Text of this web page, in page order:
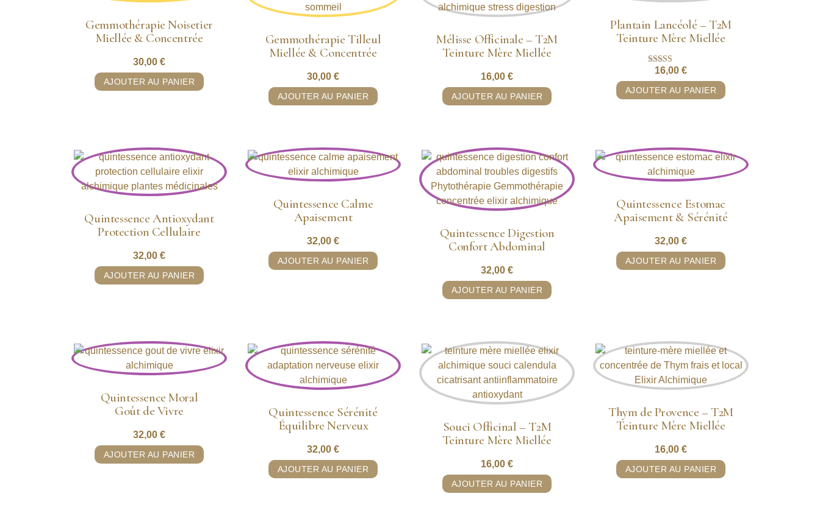
Gemmothérapie Noisetier
Miellée & Concentrée
30,00 €
AJOUTER AU PANIER
Gemmothérapie Tilleul
Miellée & Concentrée
30,00 €
AJOUTER AU PANIER
Mélisse Officinale – T2M
Teinture Mère Miellée
16,00 €
AJOUTER AU PANIER
Plantain Lancéolé – T2M
Teinture Mère Miellée
Note
5.00
sur 5
16,00 €
AJOUTER AU PANIER
Quintessence Antioxydant
Protection Cellulaire
32,00 €
AJOUTER AU PANIER
Quintessence Calme
Apaisement
32,00 €
AJOUTER AU PANIER
Quintessence Digestion
Confort Abdominal
32,00 €
AJOUTER AU PANIER
Quintessence Estomac
Apaisement & Sérénité
32,00 €
AJOUTER AU PANIER
Quintessence Moral
Goût de Vivre
32,00 €
AJOUTER AU PANIER
Quintessence Sérénité
Équilibre Nerveux
32,00 €
AJOUTER AU PANIER
Souci Officinal – T2M
Teinture Mère Miellée
16,00 €
AJOUTER AU PANIER
Thym de Provence – T2M
Teinture Mère Miellée
16,00 €
AJOUTER AU PANIER